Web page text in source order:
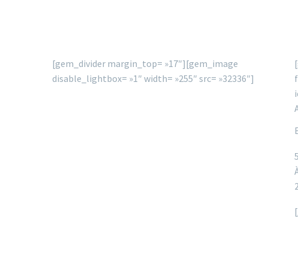
[gem_divider margin_top= »17″][gem_image
disable_lightbox= »1″ width= »255″ src= »32336″]